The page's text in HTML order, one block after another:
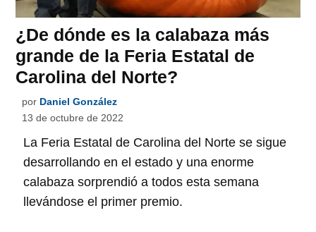
¿De dónde es la calabaza más
grande de la Feria Estatal de
Carolina del Norte?
por Daniel González
13 de octubre de 2022
La Feria Estatal de Carolina del Norte se sigue
desarrollando en el estado y una enorme
calabaza sorprendió a todos esta semana
llevándose el primer premio.